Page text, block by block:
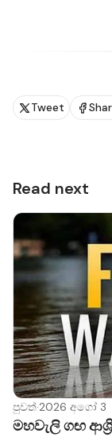
Tweet
Read next
පුවත්·2026 අගෝ 3
මහවැලි ගඟ